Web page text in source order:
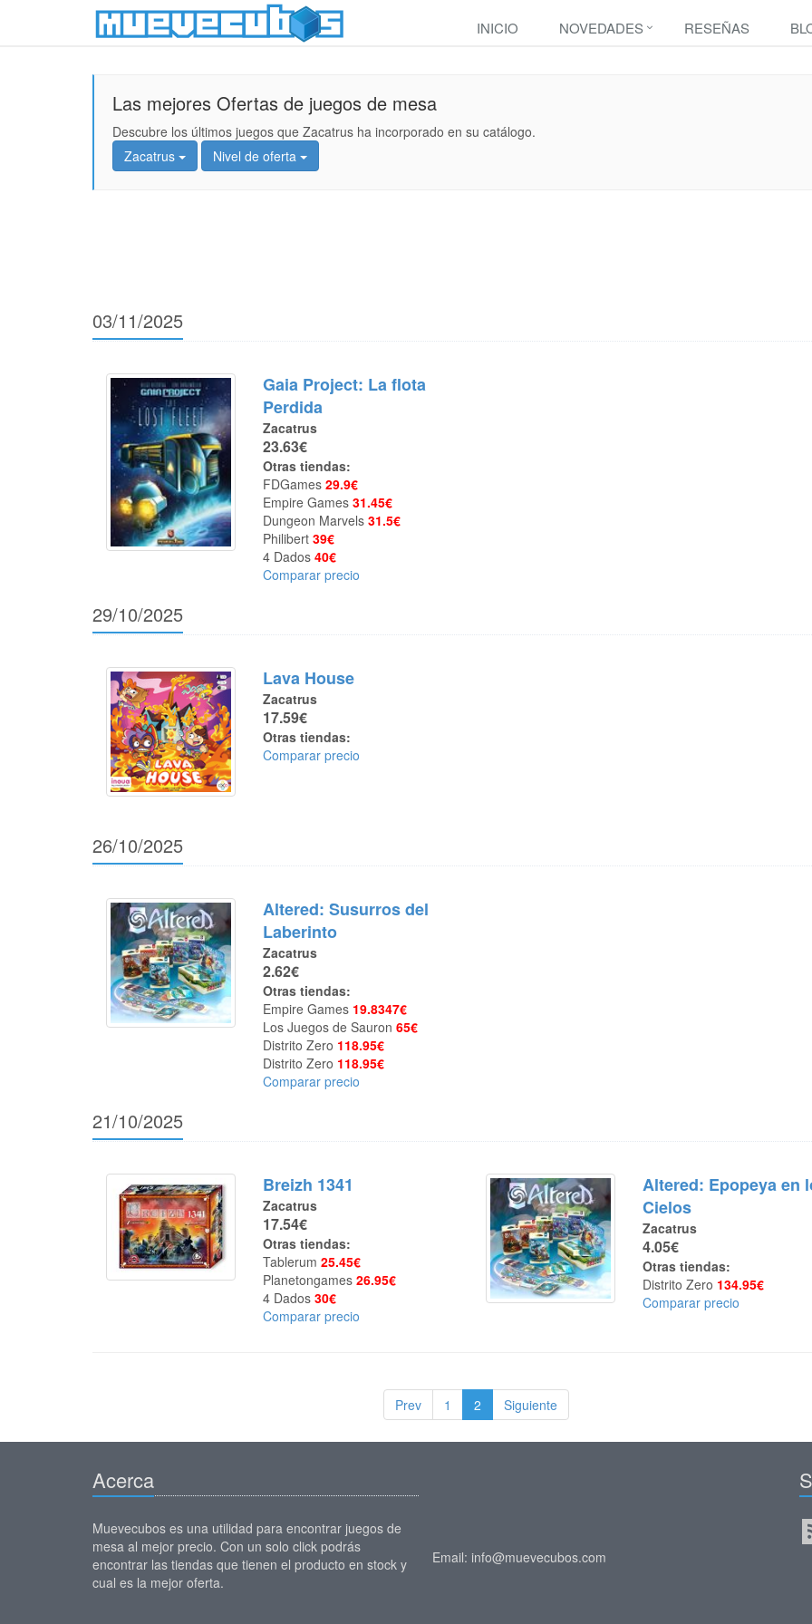
INICIO NOVEDADES RESEÑAS
Las mejores Ofertas de juegos de mesa
Descubre los últimos juegos que Zacatrus ha incorporado en su catálogo.
Zacatrus
Nivel de oferta
03/11/2025
Gaia Project: La flota
Perdida
Zacatrus
23.63€
Otras tiendas:
FDGames29.9€
Empire Games31.45€
Dungeon Marvels31.5€
Philibert39€
4 Dados40€
Comparar precio
29/10/2025
Lava House
Zacatrus
17.59€
Otras tiendas:
Comparar precio
26/10/2025
Altered: Susurros del
Laberinto
Zacatrus
2.62€
Otras tiendas:
Empire Games 19.8347€
Los Juegos de Sauron65€
Distrito Zero 118.95€
Distrito Zero 118.95€
Comparar precio
21/10/2025
Breizh 1341
Zacatrus
17.54€
Otras tiendas:
Tablerum25.45€
Planetongames26.95€
4 Dados30€
Comparar precio
Altered: Epopeya en
Cielos
Zacatrus
4.05€
Otras tiendas:
Distrito Zero 134.95€
Comparar precio
Prev 1 2 Siguiente
Acerca
Muevecubos es una utilidad para encontrar juegos de
mesa al mejor precio. Con un solo click podrás
encontrar las tiendas que tienen el producto en stock y
cual es la mejor oferta.
Email: info@muevecubos.com